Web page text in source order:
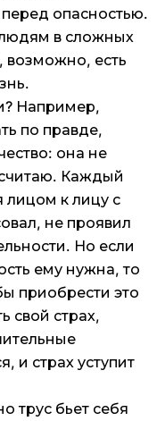
перед опасностью.
людям в сложных
возможно, есть
Например,
по правде,
она не
Каждый
лицом к лицу с
не проявил
Но если
ему нужна, то
приобрести это
свой страх,
и страх уступит
трус бьет себя